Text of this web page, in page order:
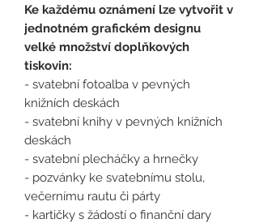
Ke každému oznámení lze vytvořit v
jednotném grafickém designu
velké množství doplňkových
tiskovin:
- svatební fotoalba v pevných
knižních deskách
- svatební knihy v pevných knižních
deskách
- svatební plecháčky a hrnečky
- pozvánky ke svatebnímu stolu,
večernímu rautu či párty
- kartičky s žádostí o finanční dary